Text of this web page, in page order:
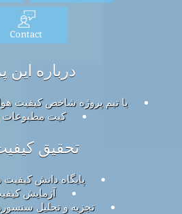
Contact
درباره این
با تیم پروژه شاخص کیفیت
کیت مطبوعات
تحقیق
پایگاه دانش کیفیت
آزمایش
تجزیه و تحلیل